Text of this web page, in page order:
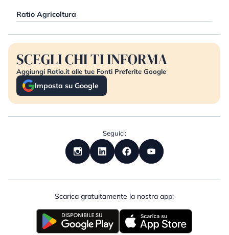
Ratio Agricoltura
SCEGLI CHI TI INFORMA
Aggiungi Ratio.it alle tue Fonti Preferite Google
Imposta su Google
Seguici:
Scarica gratuitamente la nostra app: